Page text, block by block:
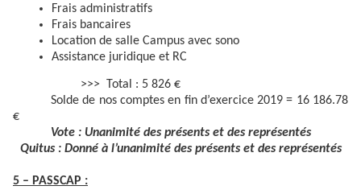
Frais administratifs
Frais bancaires
Location de salle Campus avec sono
Assistance juridique et RC
>>> Total : 5 826 €
Solde de nos comptes en fin d’exercice 2019 = 16 186.78
€
Vote : Unanimité des présents et des représentés
Quitus : Donné à l’unanimité des présents et des représentés
5 – PASSCAP :